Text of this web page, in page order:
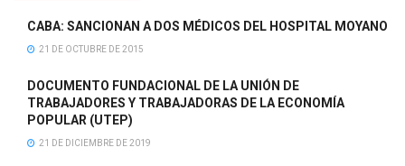
CABA: SANCIONAN A DOS MÉDICOS DEL HOSPITAL MOYANO
21 DE OCTUBRE DE 2015
DOCUMENTO FUNDACIONAL DE LA UNIÓN DE
TRABAJADORES Y TRABAJADORAS DE LA ECONOMÍA
POPULAR (UTEP)
21 DE DICIEMBRE DE 2019